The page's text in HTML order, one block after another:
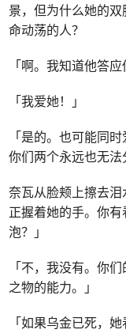
景，但为什么她的
命动荡的人？
「啊。我知道他答
「我爱她！」
「是的。也可能同
你们两个永远也无法
奈瓦从脸颊上擦去
正握着她的手。你
泡？」
「不，我没有。你
之物的能力。」
「如果乌金已死，